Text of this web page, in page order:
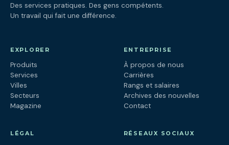
Des services pratiques. Des gens compétents.
Un travail qui fait une différence.
EXPLORER
Produits
Services
Villes
Secteurs
Magazine
ENTREPRISE
À propos de nous
Carrières
Rangs et salaires
Archives des nouvelles
Contact
LÉGAL RÉSEAUX SOCIAUX